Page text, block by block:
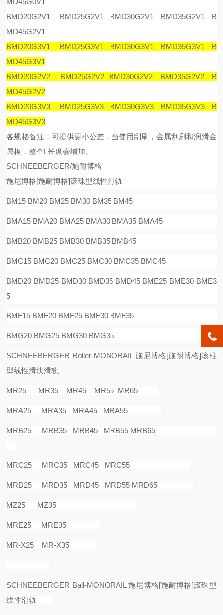
MD45G0V1
BMD20G2V1 BMD25G2V1 BMD30G2V1 BMD35G2V1 B
MD45G2V1
BMD20G3V1 BMD25G3V1 BMD30G3V1 BMD35G3V1 B
MD45G3V1
BMD20G2V2 BMD25G2V2 BMD30G2V2 BMD35G2V2 B
MD45G2V2
BMD20G3V3 BMD25G3V3 BMD30G3V3 BMD35G3V3 B
MD45G3V3
各规格备注：可提供更小公差，当使用刮刷，金属刮刷和润滑金
属板，整个L长度会增加。
SCHNEEBERGER/施耐博格
施尼博格[施耐博格]滚珠型线性滑轨
BM15 BM20 BM25 BM30 BM35 BM45
BMA15 BMA20 BMA25 BMA30 BMA35 BMA45
BMB20 BMB25 BMB30 BMB35 BMB45
BMC15 BMC20 BMC25 BMC30 BMC35 BMC45
BMD20 BMD25 BMD30 BMD35 BMD45 BME25 BME30 BME3
5
BMF15 BMF20 BMF25 BMF30 BMF35
BMG20 BMG25 BMG30 BMG35
SCHNEEBERGER Roller-MONORAIL施尼博格[施耐博格]滚柱
型线性滑块滑轨
MR25 MR35 MR45 MR55 MR65
MRA25 MRA35 MRA45 MRA55
MRB25 MRB35 MRB45 MRB55 MRB65
MRC25 MRC35 MRC45 MRC55
MRD25 MRD35 MRD45 MRD55 MRD65
MZ25 MZ35
MRE25 MRE35
MR-X25 MR-X35
SCHNEEBERGER Ball-MONORAIL施尼博格[施耐博格]滚珠型
线性滑轨